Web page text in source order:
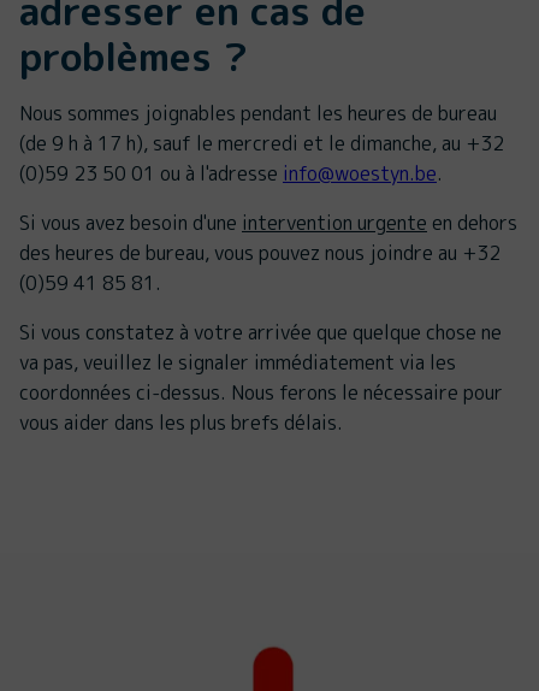
problèmes ?
Nous sommes joignables pendant les heures de bureau
(de 9 h à 17 h), sauf le mercredi et le dimanche, au +32
(0)59 23 50 01 ou à l'adresse info@woestyn.be.
Si vous avez besoin d'une intervention urgente en dehors
des heures de bureau, vous pouvez nous joindre au +32
(0)59 41 85 81.
Si vous constatez à votre arrivée que quelque chose ne
va pas, veuillez le signaler immédiatement via les
coordonnées ci-dessus. Nous ferons le nécessaire pour
vous aider dans les plus brefs délais.